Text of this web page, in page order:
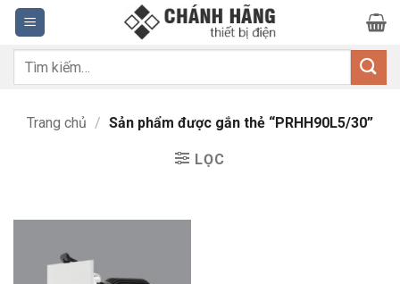
Bỏ
qua
nội
dung
Tìm
Trang chủ / Sản phẩm được gắn thẻ “PRHH90L5/30”
LỌC